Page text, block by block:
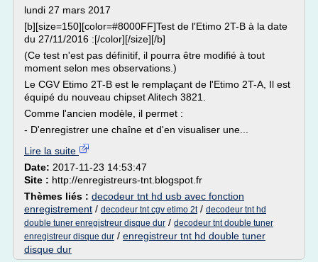
lundi 27 mars 2017
[b][size=150][color=#8000FF]Test de l'Etimo 2T-B à la date
du 27/11/2016 :[/color][/size][/b]
(Ce test n'est pas définitif, il pourra être modifié à tout
moment selon mes observations.)
Le CGV Etimo 2T-B est le remplaçant de l'Etimo 2T-A, Il est
équipé du nouveau chipset Alitech 3821.
Comme l'ancien modèle, il permet :
- D'enregistrer une chaîne et d'en visualiser une...
Lire la suite
Date: 2017-11-23 14:53:47
Site : http://enregistreurs-tnt.blogspot.fr
Thèmes liés : decodeur tnt hd usb avec fonction
enregistrement / decodeur tnt cgv etimo 2t/ decodeur tnt hd
double tuner enregistreur disque dur / decodeur tnt double tuner
enregistreur disque dur / enregistreur tnt hd double tuner
disque dur